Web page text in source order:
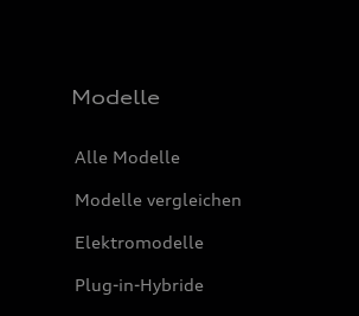
Modelle
Alle Modelle
Modelle vergleichen
Elektromodelle
Plug-in-Hybride